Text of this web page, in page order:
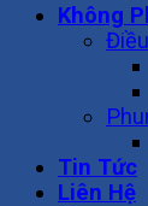
Không
Tin Tức
Liên Hệ